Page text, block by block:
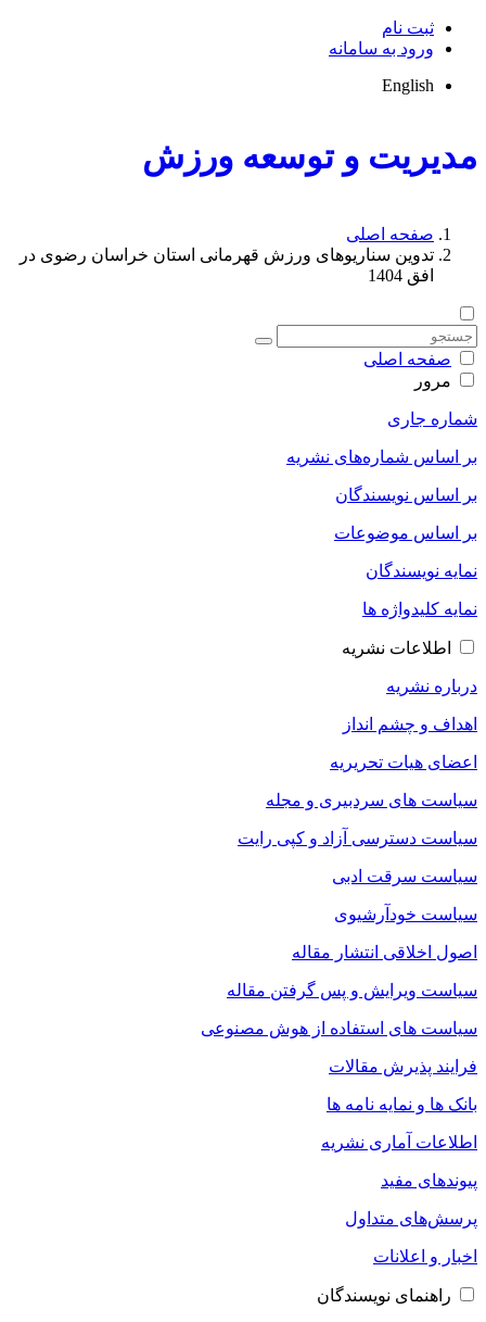
ثبت نام
ورود به سامانه
English
مدیریت و توسعه ورزش
صفحه اصلی
تدوین سناریوهای ورزش قهرمانی استان خراسان رضوی در
افق 1404
صفحه اصلی
مرور
شماره جاری
بر اساس شماره‌های نشریه
بر اساس نویسندگان
بر اساس موضوعات
نمایه نویسندگان
نمایه کلیدواژه ها
اطلاعات نشریه
درباره نشریه
اهداف و چشم انداز
اعضای هیات تحریریه
سیاست های سردبیری و مجله
سیاست دسترسی آزاد و کپی رایت
سیاست سرقت ادبی
سیاست خودآرشیوی
اصول اخلاقی انتشار مقاله
سیاست ویرایش و پس گرفتن مقاله
سیاست های استفاده از هوش مصنوعی
فرایند پذیرش مقالات
بانک ها و نمایه نامه ها
اطلاعات آماری نشریه
پیوندهای مفید
پرسش‌های متداول
اخبار و اعلانات
راهنمای نویسندگان